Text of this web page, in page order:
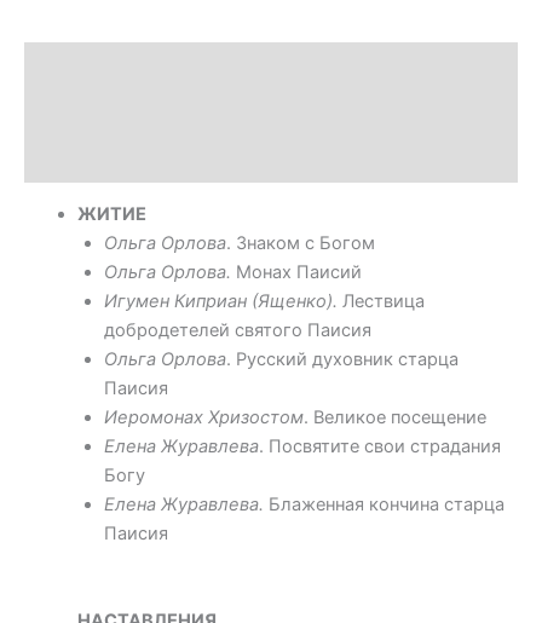
ЖИТИЕ
Ольга Орлова. Знаком с Богом
Ольга Орлова. Монах Паисий
Игумен Киприан (Ященко). Лествица
добродетелей святого Паисия
Ольга Орлова. Русский духовник старца
Паисия
Иеромонах Хризостом. Великое посещение
Елена Журавлева. Посвятите свои страдания
Богу
Елена Журавлева. Блаженная кончина старца
Паисия